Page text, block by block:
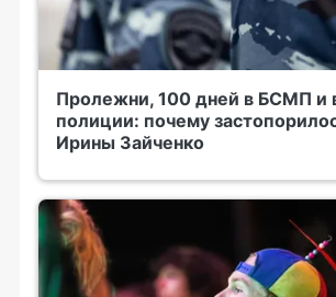
Пролежни, 100 дней в БСМП и
полиции: почему
Ирины Зайченко